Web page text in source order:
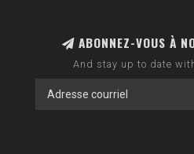
ABONNEZ-VOUS À
And stay up to date